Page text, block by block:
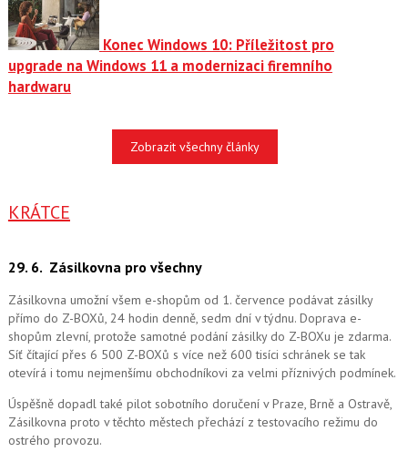
Konec Windows 10: Příležitost pro
upgrade na Windows 11 a modernizaci firemního
hardwaru
Zobrazit všechny články
KRÁTCE
29. 6. Zásilkovna pro všechny
Zásilkovna umožní všem e-shopům od 1. července podávat zásilky
přímo do Z-BOXů, 24 hodin denně, sedm dní v týdnu. Doprava e-
shopům zlevní, protože samotné podání zásilky do Z-BOXu je zdarma.
Síť čítající přes 6 500 Z-BOXů s více než 600 tisíci schránek se tak
otevírá i tomu nejmenšímu obchodníkovi za velmi příznivých podmínek.
Úspěšně dopadl také pilot sobotního doručení v Praze, Brně a Ostravě,
Zásilkovna proto v těchto městech přechází z testovacího režimu do
ostrého provozu.